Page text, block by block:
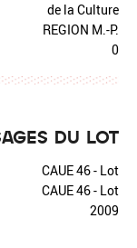
de la Culture
REGION M.-P.
0
DU LOT
CAUE 46 - Lot
CAUE 46 - Lot
2009